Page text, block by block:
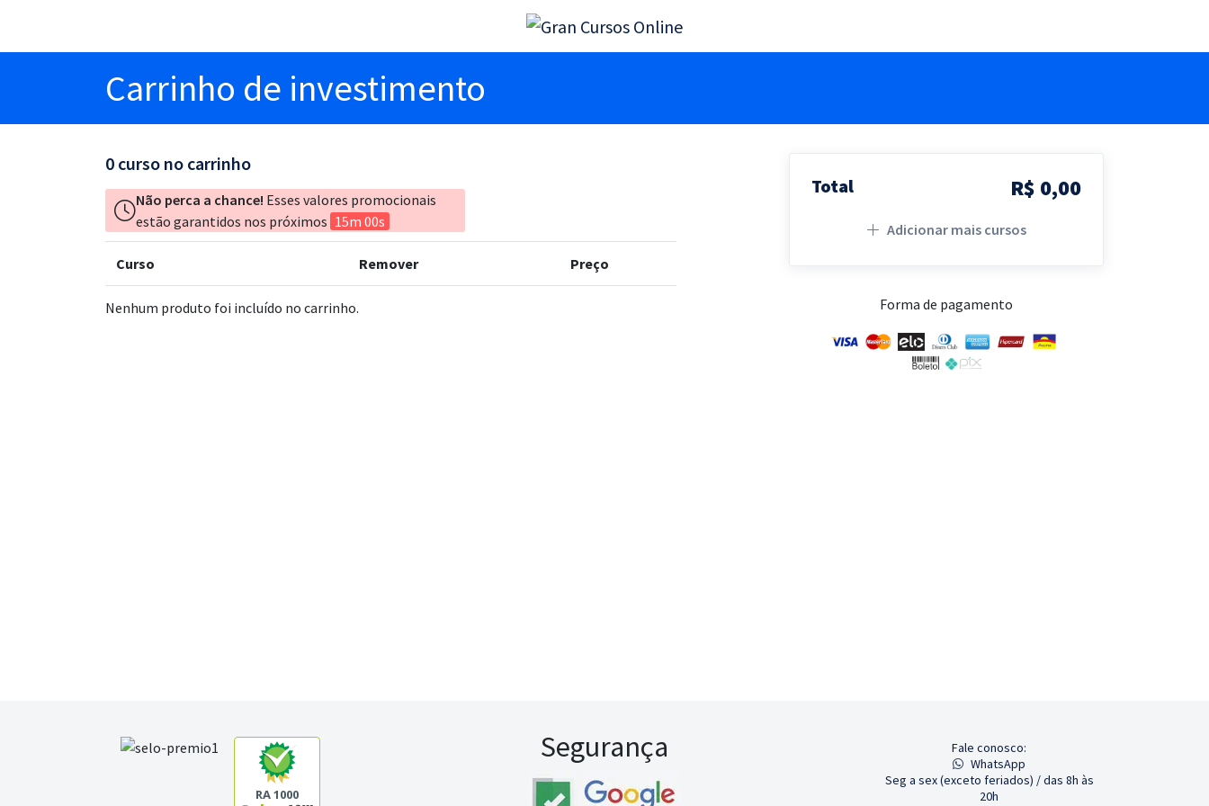
Carrinho de investimento
0 curso no carrinho
Não perca a chance! Esses valores promocionais
estão garantidos nos próximos 15m 00s
Curso Remover Preço
Nenhum produto foi incluído no carrinho.
Total R$ 0,00
Adicionar mais cursos
Forma de pagamento
RA 1000
Segurança
Fale conosco:
WhatsApp
Seg a sex (exceto feriados) / das 8h às
20h